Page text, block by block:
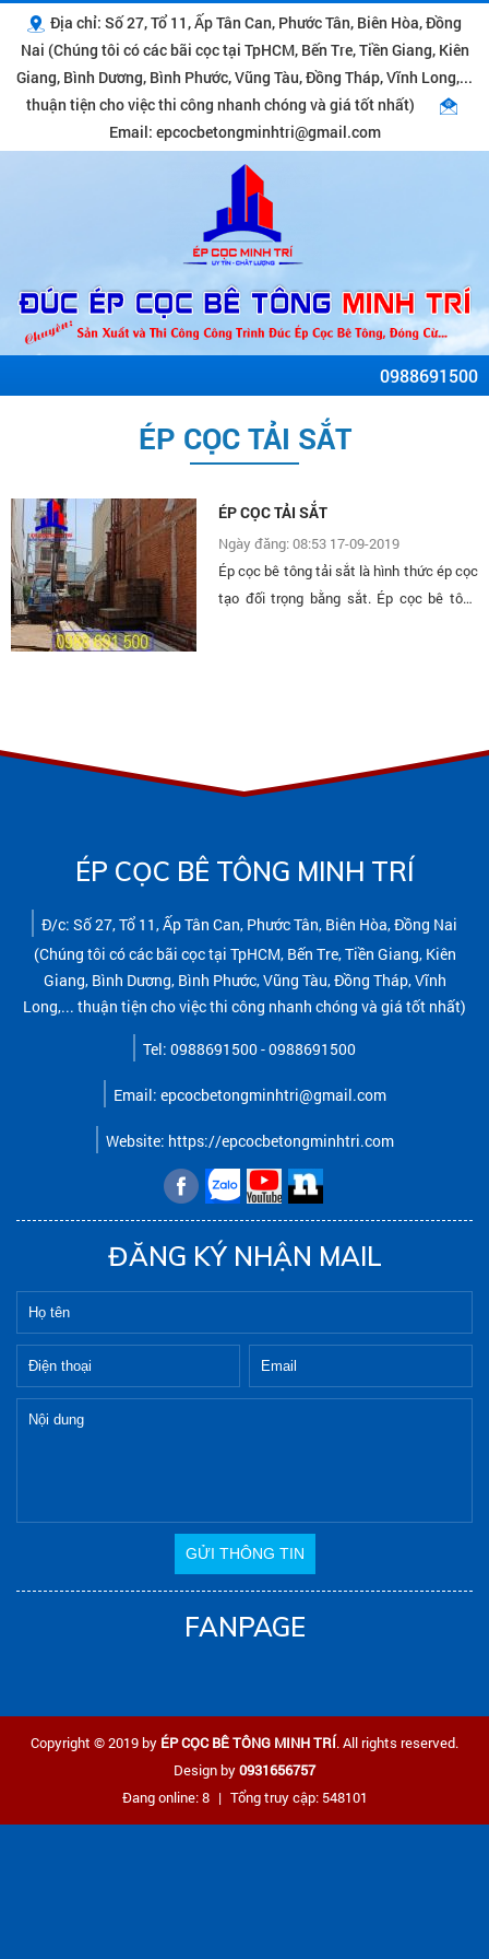
Địa chỉ: Số 27, Tổ 11, Ấp Tân Can, Phước Tân, Biên Hòa, Đồng
Nai (Chúng tôi có các bãi cọc tại TpHCM, Bến Tre, Tiền Giang, Kiên
Giang, Bình Dương, Bình Phước, Vũng Tàu, Đồng Tháp, Vĩnh Long,...
thuận tiện cho việc thi công nhanh chóng và giá tốt nhất)
Email: epcocbetongminhtri@gmail.com
0988691500
ÉP CỌC TẢI SẮT
ÉP CỌC TẢI SẮT
Ngày đăng: 08:53 17-09-2019
Ép cọc bê tông tải sắt là hình thức ép cọc
tạo đối trọng bằng sắt. Ép cọc bê tông
ÉP CỌC BÊ TÔNG MINH TRÍ
Đ/c: Số 27, Tổ 11, Ấp Tân Can, Phước Tân, Biên Hòa, Đồng Nai
(Chúng tôi có các bãi cọc tại TpHCM, Bến Tre, Tiền Giang, Kiên
Giang, Bình Dương, Bình Phước, Vũng Tàu, Đồng Tháp, Vĩnh
Long,... thuận tiện cho việc thi công nhanh chóng và giá tốt nhất)
Tel: 0988691500 - 0988691500
Email: epcocbetongminhtri@gmail.com
Website: https://epcocbetongminhtri.com
ĐĂNG KÝ NHẬN MAIL
FANPAGE
Copyright © 2019 by ÉP CỌC BÊ TÔNG MINH TRÍ. All rights reserved.
Design by0931656757
Đang online: 8 | Tổng truy cập: 548101